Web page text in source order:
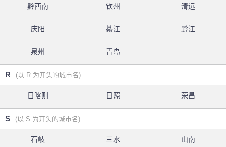
黔西南 钦州 清远
庆阳 綦江 黔江
泉州 青岛
R (以 R 为开头的城市名)
日喀则 日照 荣昌
S (以 S 为开头的城市名)
石岐 三水 山南